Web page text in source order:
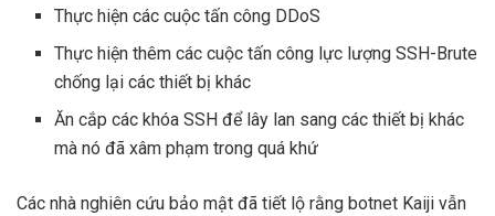
Thực hiện các cuộc tấn công DDoS
Thực hiện thêm các cuộc tấn công lực lượng SSH-Brute
chống lại các thiết bị khác
Ăn cắp các khóa SSH để lây lan sang các thiết bị khác
mà nó đã xâm phạm trong quá khứ
Các nhà nghiên cứu bảo mật đã tiết lộ rằng botnet Kaiji vẫn